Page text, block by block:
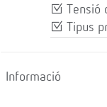
Tensió
Tipus
Informació